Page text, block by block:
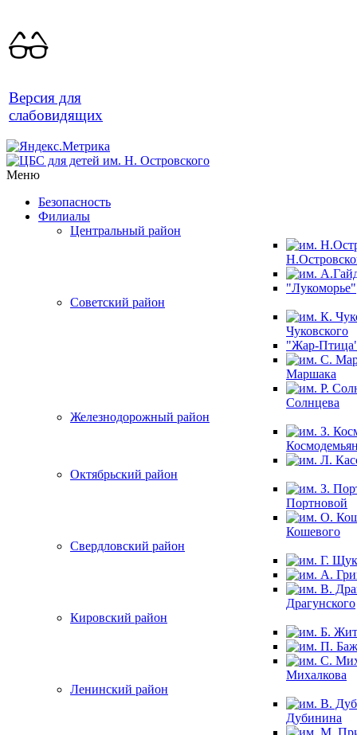
Версия для
слабовидящих
Меню
Безопасность
Филиалы
Центральный район
"Лукоморье"
Советский район
Чуковского
"Жар-
Маршака
Солнцева
Железнодорожный район
Октябрьский район
Портновой
Кошевого
Свердловский район
Драгунского
Кировский район
Михалкова
Ленинский район
Дубинина